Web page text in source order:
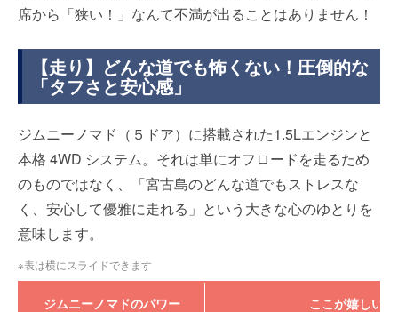
席から「狭い！」なんて不満が出ることはありません！
【走り】どんな道でも怖くない！圧倒的な
「タフさと安心感」
ジムニーノマド（５ドア）に搭載された1.5Lエンジンと
本格 4WD システム。それは単にオフロードを走るため
のものではなく、「宮古島のどんな道でもストレスな
く、安心して優雅に走れる」という大きな心のゆとりを
意味します。
※表は横にスライドできます
ジムニーノマドのパワー ここが嬉しい